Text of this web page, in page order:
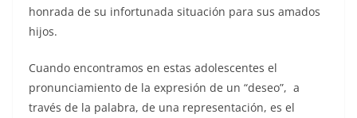
honrada de su infortunada situación para sus amados
hijos.
Cuando encontramos en estas adolescentes el
pronunciamiento de la expresión de un “deseo”, a
través de la palabra, de una representación, es el